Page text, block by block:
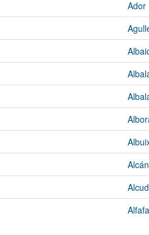
Ador